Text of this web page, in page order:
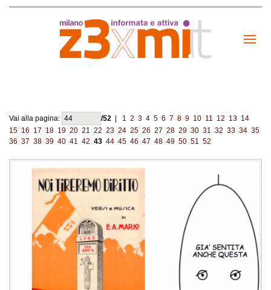
Vai alla pagina: /52 1 2 3 4 5 6 7 8 9 10 11 12 13 14
15 16 17 18 19 20 21 22 23 24 25 26 27 28 29 30 31 32 33 34 35
36 37 38 39 40 41 42 43 44 45 46 47 48 49 50 51 52